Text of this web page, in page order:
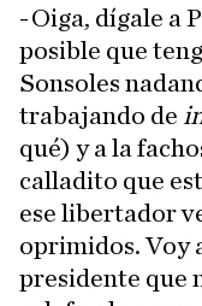
-Oiga, dígale a
posible que
Sonsoles
trabajando de
qué) y a la
calladito que
ese libertador
oprimidos. Voy
presidente que